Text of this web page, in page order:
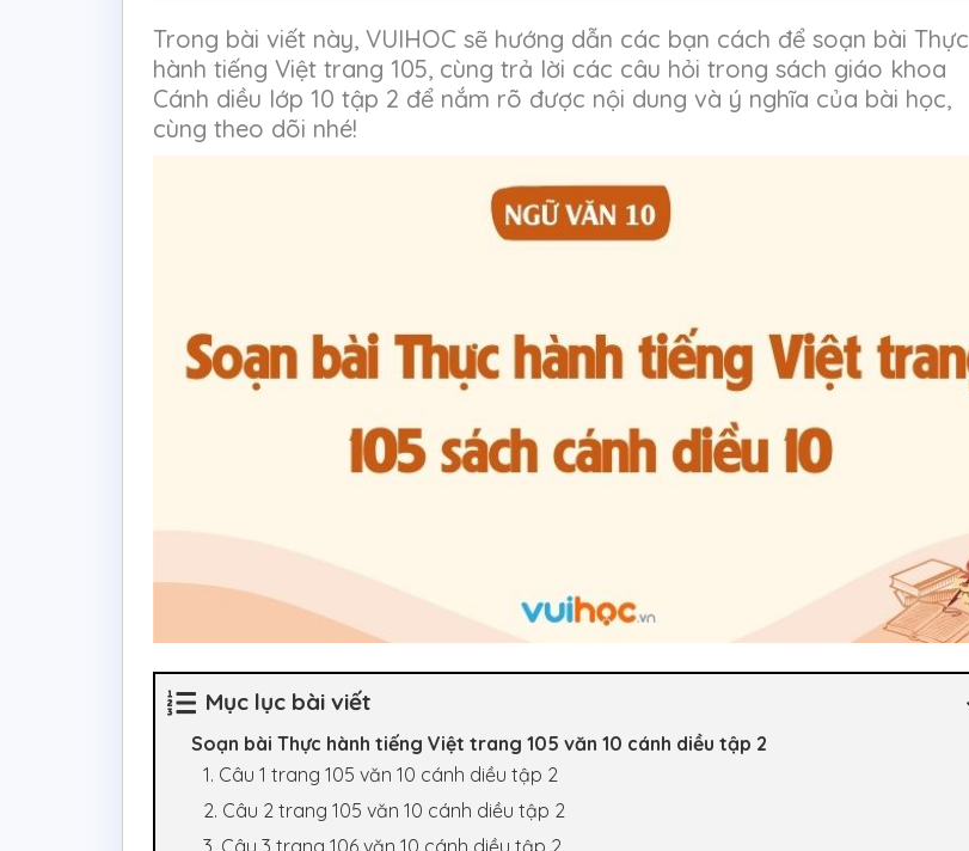
Trong bài viết này, VUIHOC sẽ hướng dẫn các bạn cách để soạn bài Thực
hành tiếng Việt trang 105, cùng trả lời các câu hỏi trong sách giáo khoa
Cánh diều lớp 10 tập 2 để nắm rõ được nội dung và ý nghĩa của bài học,
cùng theo dõi nhé!
Mục lục bài viết
Soạn bài Thực hành tiếng Việt trang 105 văn 10 cánh diều tập 2
1. Câu 1 trang 105 văn 10 cánh diều tập 2
2. Câu 2 trang 105 văn 10 cánh diều tập 2